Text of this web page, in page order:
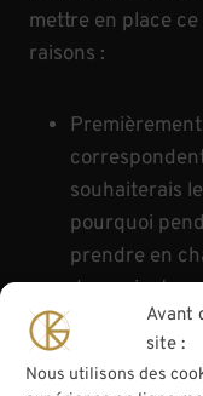
Avant
site :
Nous utilisons des
mettre en place
raisons :
souhaiterais
pourquoi
prendre en
de ces
alors déduits
vendeur
n’est pas une